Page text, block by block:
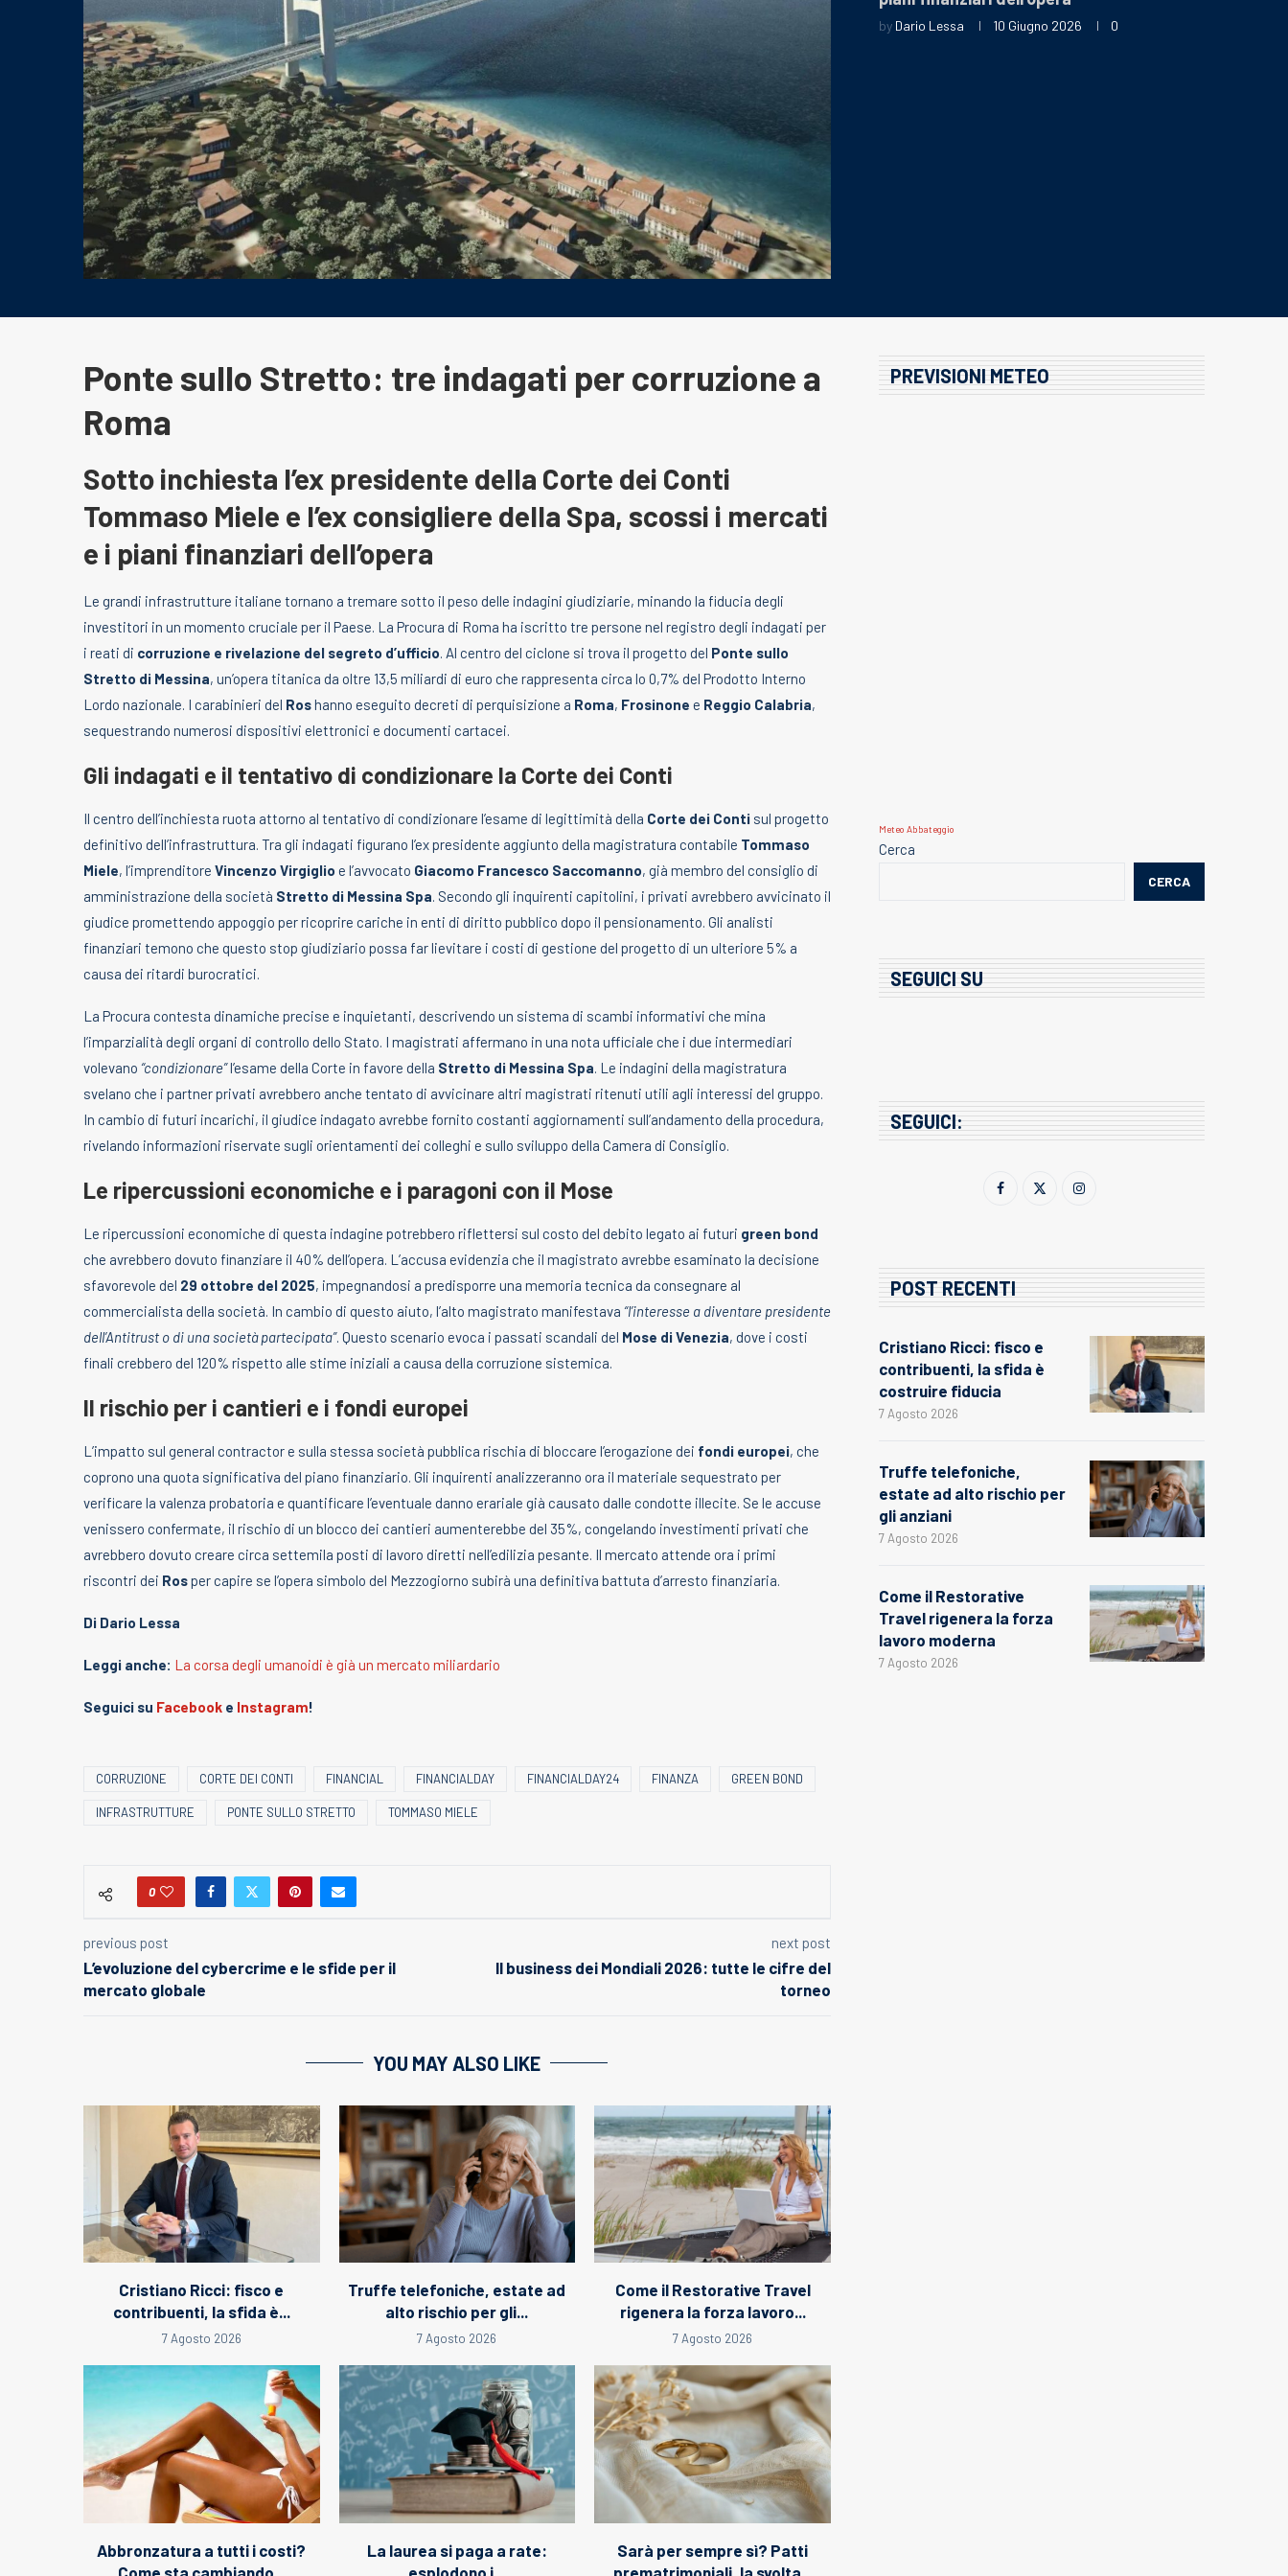
by Dario Lessa 10 Giugno 2026 0
Ponte sullo Stretto: tre indagati per corruzione a
Roma
Sotto inchiesta l’ex presidente della Corte dei Conti
Tommaso Miele e l’ex consigliere della Spa, scossi i mercati
e i piani finanziari dell’opera
Le grandi infrastrutture italiane tornano a tremare sotto il peso delle indagini giudiziarie, minando la fiducia degli
investitori in un momento cruciale per il Paese. La Procura di Roma ha iscritto tre persone nel registro degli indagati per
i reati di corruzione e rivelazione del segreto d’ufficio. Al centro del ciclone si trova il progetto del Ponte sullo
Stretto di Messina, un’opera titanica da oltre 13,5 miliardi di euro che rappresenta circa lo 0,7% del Prodotto Interno
Lordo nazionale. I carabinieri del Roshanno eseguito decreti di perquisizione a Roma, Frosinone e Reggio Calabria,
sequestrando numerosi dispositivi elettronici e documenti cartacei.
Gli indagati e il tentativo di condizionare la Corte dei Conti
Il centro dell’inchiesta ruota attorno al tentativo di condizionare l’esame di legittimità della Corte dei Conti sul progetto
definitivo dell’infrastruttura. Tra gli indagati figurano l’ex presidente aggiunto della magistratura contabile Tommaso
Miele, l’imprenditore Vincenzo Virgiglio e l’avvocato Giacomo Francesco Saccomanno, già membro del consiglio di
amministrazione della società Stretto di Messina Spa. Secondo gli inquirenti capitolini, i privati avrebbero avvicinato il
giudice promettendo appoggio per ricoprire cariche in enti di diritto pubblico dopo il pensionamento. Gli analisti
finanziari temono che questo stop giudiziario possa far lievitare i costi di gestione del progetto di un ulteriore 5% a
causa dei ritardi burocratici.
La Procura contesta dinamiche precise e inquietanti, descrivendo un sistema di scambi informativi che mina
l’imparzialità degli organi di controllo dello Stato. I magistrati affermano in una nota ufficiale che i due intermediari
volevano “condizionare”l’esame della Corte in favore della Stretto di Messina Spa. Le indagini della magistratura
svelano che i partner privati avrebbero anche tentato di avvicinare altri magistrati ritenuti utili agli interessi del gruppo.
In cambio di futuri incarichi, il giudice indagato avrebbe fornito costanti aggiornamenti sull’andamento della procedura,
rivelando informazioni riservate sugli orientamenti dei colleghi e sullo sviluppo della Camera di Consiglio.
Le ripercussioni economiche e i paragoni con il Mose
Le ripercussioni economiche di questa indagine potrebbero riflettersi sul costo del debito legato ai futuri green bond
che avrebbero dovuto finanziare il 40% dell’opera. L’accusa evidenzia che il magistrato avrebbe esaminato la decisione
sfavorevole del 29 ottobre del 2025, impegnandosi a predisporre una memoria tecnica da consegnare al
commercialista della società. In cambio di questo aiuto, l’alto magistrato manifestava “l’interesse a diventare presidente
dell’Antitrust o di una società partecipata”. Questo scenario evoca i passati scandali del Mose di Venezia, dove i costi
finali crebbero del 120% rispetto alle stime iniziali a causa della corruzione sistemica.
Il rischio per i cantieri e i fondi europei
L’impatto sul general contractor e sulla stessa società pubblica rischia di bloccare l’erogazione dei fondi europei, che
coprono una quota significativa del piano finanziario. Gli inquirenti analizzeranno ora il materiale sequestrato per
verificare la valenza probatoria e quantificare l’eventuale danno erariale già causato dalle condotte illecite. Se le accuse
venissero confermate, il rischio di un blocco dei cantieri aumenterebbe del 35%, congelando investimenti privati che
avrebbero dovuto creare circa settemila posti di lavoro diretti nell’edilizia pesante. Il mercato attende ora i primi
riscontri dei Rosper capire se l’opera simbolo del Mezzogiorno subirà una definitiva battuta d’arresto finanziaria.
Di Dario Lessa
Leggi anche: La corsa degli umanoidi è già un mercato miliardario
Seguici su Facebook e Instagram!
CORRUZIONE CORTE DEI CONTI FINANCIAL FINANCIALDAY FINANCIALDAY24 FINANZA GREEN BOND
INFRASTRUTTURE PONTE SULLO STRETTO TOMMASO MIELE
0
previous post
L’evoluzione del cybercrime e le sfide per il
mercato globale
next post
Il business dei Mondiali 2026: tutte le cifre del
torneo
YOU MAY ALSO LIKE
Cristiano Ricci: fisco e
contribuenti, la sfida è...
7 Agosto 2026
Truffe telefoniche, estate ad
alto rischio per gli...
7 Agosto 2026
Come il Restorative Travel
rigenera la forza lavoro...
7 Agosto 2026
Abbronzatura a tutti i costi?
Come sta cambiando...
La laurea si paga a rate:
esplodono i...
Sarà per sempre sì? Patti
prematrimoniali, la svolta...
PREVISIONI METEO
Meteo Abbateggio
Cerca
CERCA
SEGUICI SU
SEGUICI:
POST RECENTI
Cristiano Ricci: fisco e
contribuenti, la sfida è
costruire fiducia
7 Agosto 2026
Truffe telefoniche,
estate ad alto rischio per
gli anziani
7 Agosto 2026
Come il Restorative
Travel rigenera la forza
lavoro moderna
7 Agosto 2026